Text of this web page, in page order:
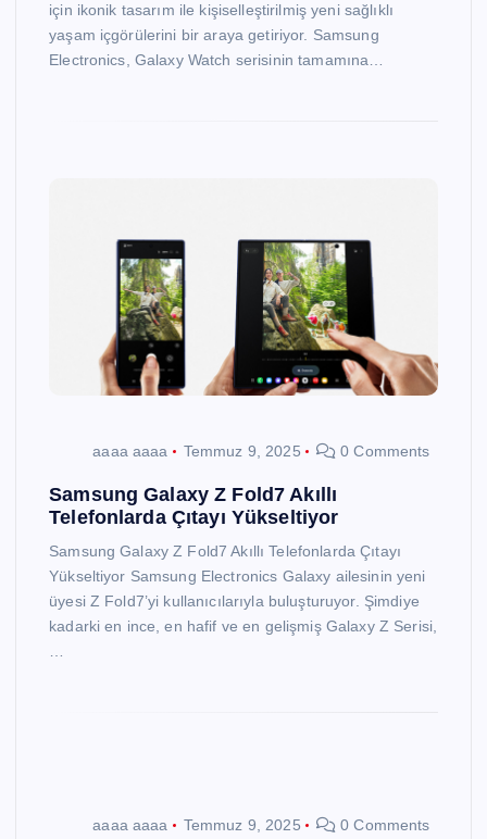
için ikonik tasarım ile kişiselleştirilmiş yeni sağlıklı
yaşam içgörülerini bir araya getiriyor. Samsung
Electronics, Galaxy Watch serisinin tamamına…
aaaa aaaa Temmuz 9, 2025 0 Comments
Samsung Galaxy Z Fold7 Akıllı
Telefonlarda Çıtayı Yükseltiyor
Samsung Galaxy Z Fold7 Akıllı Telefonlarda Çıtayı
Yükseltiyor Samsung Electronics Galaxy ailesinin yeni
üyesi Z Fold7’yi kullanıcılarıyla buluşturuyor. Şimdiye
kadarki en ince, en hafif ve en gelişmiş Galaxy Z Serisi,
aaaa aaaa Temmuz 9, 2025 0 Comments